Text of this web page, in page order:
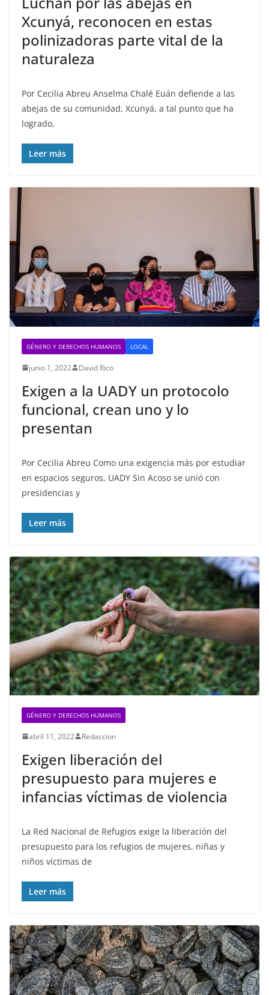
Xcunyá, reconocen en estas
polinizadoras parte vital de la
naturaleza
Por Cecilia Abreu Anselma Chalé Euán defiende a las
abejas de su comunidad, Xcunyá, a tal punto que ha
logrado,
Leer más
GÉNERO Y DERECHOS HUMANOS LOCAL
junio 1, 2022 David Rico
Exigen a la UADY un protocolo
funcional, crean uno y lo
presentan
Por Cecilia Abreu Como una exigencia más por estudiar
en espacios seguros, UADY Sin Acoso se unió con
presidencias y
Leer más
GÉNERO Y DERECHOS HUMANOS
abril 11, 2022 Redaccion
Exigen liberación del
presupuesto para mujeres e
infancias víctimas de violencia
La Red Nacional de Refugios exige la liberación del
presupuesto para los refugios de mujeres, niñas y
niños víctimas de
Leer más